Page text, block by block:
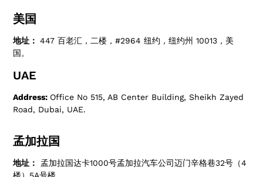
美国
地址：447 百老汇，二楼，#2964 纽约，纽约州 10013，美
国。
UAE
Address: Office No 515, AB Center Building, Sheikh Zayed
Road, Dubai, UAE.
孟加拉国
地址：
孟加拉国达卡1000号孟加拉汽车公司迈门辛格巷32号（4